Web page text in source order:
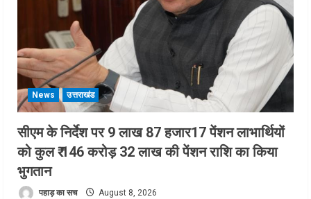
News उत्तराखंड
सीएम के निर्देश पर 9 लाख 87 हजार17 पेंशन लाभार्थियों
को कुल ₹ 146 करोड़ 32 लाख की पेंशन राशि का किया
भुगतान
पहाड़ का सच August 8, 2026